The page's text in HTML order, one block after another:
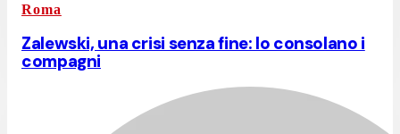
Roma
Zalewski, una crisi senza fine: lo consolano i
compagni